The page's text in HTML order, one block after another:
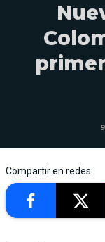
Compartir en redes